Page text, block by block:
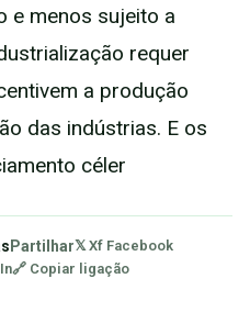
e menos sujeito a
requer
a produção
das indústrias. E os
céler
Partilhar𝕏 Xf Facebook
🔗 Copiar ligação